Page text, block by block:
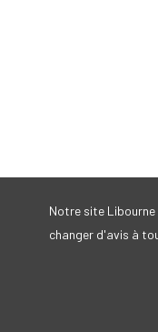
Notre site
changer d'avis à